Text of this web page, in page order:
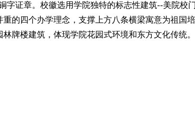
证章。校徽选用学院独特的标志性建筑--美院校
的四个办学理念，支撑上方八条横梁寓意为祖国
牌楼建筑，体现学院花园式环境和东方文化传统。